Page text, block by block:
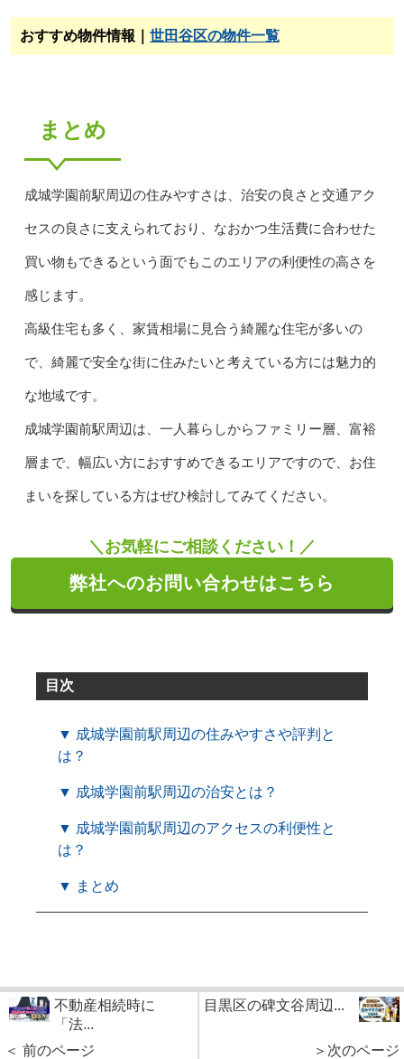
おすすめ物件情報｜ 世田谷区の物件一覧
まとめ
成城学園前駅周辺の住みやすさは、治安の良さと交通アク
セスの良さに支えられており、なおかつ生活費に合わせた
買い物もできるという面でもこのエリアの利便性の高さを
感じます。
高級住宅も多く、家賃相場に見合う綺麗な住宅が多いの
で、綺麗で安全な街に住みたいと考えている方には魅力的
な地域です。
成城学園前駅周辺は、一人暮らしからファミリー層、富裕
層まで、幅広い方におすすめできるエリアですので、お住
まいを探している方はぜひ検討してみてください。
＼お気軽にご相談ください！／
弊社へのお問い合わせはこちら
目次
▼ 成城学園前駅周辺の住みやすさや評判と
は？
▼ 成城学園前駅周辺の治安とは？
▼ 成城学園前駅周辺のアクセスの利便性と
は？
▼ まとめ
不動産相続時に
「法...
＜ 前のページ
目黒区の碑文谷周辺...
＞次のページ